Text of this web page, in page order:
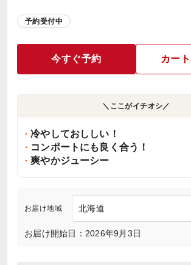
予約受付中
今すぐ予約 カー
＼ここがイチオシ／
冷やしておししい！
コンポートにも良く合う！
爽やかジューシー
お届け地域
お届け開始日：2026年9月3日